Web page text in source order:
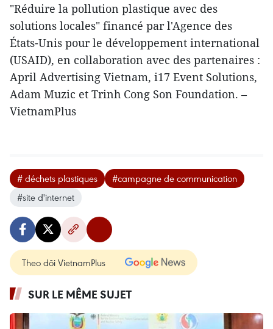
"Réduire la pollution plastique avec des
solutions locales" financé par l'Agence des
États-Unis pour le développement international
(USAID), en collaboration avec des partenaires :
April Advertising Vietnam, i17 Event Solutions,
Adam Muzic et Trinh Cong Son Foundation. –
VietnamPlus
# déchets plastiques
#campagne de communication
#site d'internet
Theo dõi VietnamPlus
SUR LE MÊME SUJET